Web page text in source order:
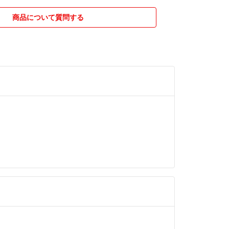
したら気軽にコメントお願います。
商品について質問する